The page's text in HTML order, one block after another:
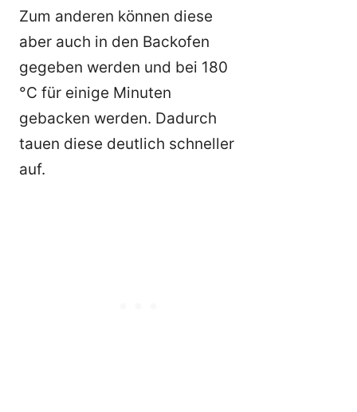
Zum anderen können diese
aber auch in den Backofen
gegeben werden und bei 180
°C für einige Minuten
gebacken werden. Dadurch
tauen diese deutlich schneller
auf.